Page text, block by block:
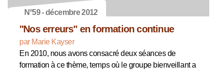
N°59 - décembre 2012
"Nos erreurs" en formation continue
par Marie Kayser
En 2010, nous avons consacré deux séances de
formation à ce thème, temps où le groupe bienveillant a